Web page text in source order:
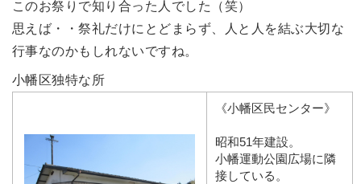
このお祭りで知り合った人でした（笑）
思えば・・祭礼だけにとどまらず、人と人を結ぶ大切な
行事なのかもしれないですね。
小幡区独特な所
《小幡区民センター》
昭和51年建設。
小幡運動公園広場に隣
接している。